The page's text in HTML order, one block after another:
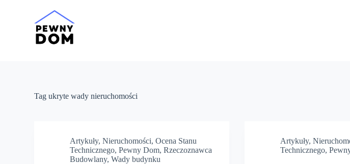
Tag ukryte wady nieruchomości
Artykuły,Nieruchomości,Ocena Stanu
Technicznego,Pewny Dom,Rzeczoznawca
Budowlany,Wady budynku
Artykuły,
Technicznego,